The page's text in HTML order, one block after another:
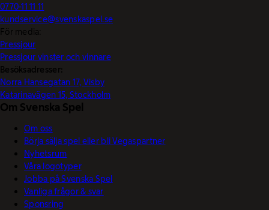
0770-11 11 11
kundservice@svenskaspel.se
För media:
Pressjour
Pressjour vinster och vinnare
Besöksadresser:
Norra Hansegatan 17, Visby
Katarinavägen 15, Stockholm
Om Svenska Spel
Om oss
Börja sälja spel eller bli Vegaspartner
Nyhetsrum
Våra logotyper
Jobba på Svenska Spel
Vanliga frågor & svar
Sponsring